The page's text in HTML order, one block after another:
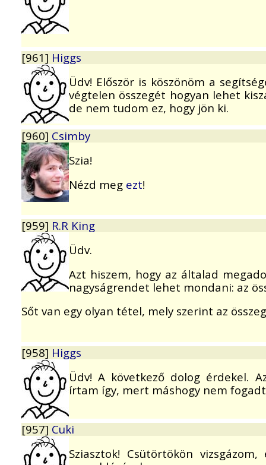
[961] Higgs
Üdv! Először is köszönöm a
végtelen összegét hogyan lehet
de nem tudom ez, hogy jön ki.
[960] Csimby
Szia!
Nézd meg ezt!
[959] R.R King
Üdv.
Azt hiszem, hogy az általad
nagyságrendet lehet mondani: az
Sőt van egy olyan tétel, mely szerint az
[958] Higgs
Üdv! A következő dolog érdekel.
írtam így, mert máshogy nem
[957] Cuki
Sziasztok! Csütörtökön